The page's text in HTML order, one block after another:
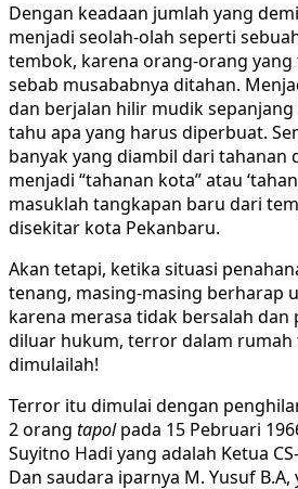
Dengan keadaan jumlah yang
menjadi seolah-olah seperti
tembok, karena orang-orang
sebab musababnya ditahan.
dan berjalan hilir mudik
tahu apa yang harus diperbuat.
banyak yang diambil dari tahanan
menjadi “tahanan kota” atau
masuklah tangkapan baru dari
disekitar kota Pekanbaru.
Akan tetapi, ketika situasi
tenang, masing-masing berharap
karena merasa tidak bersalah dan
diluar hukum, terror dalam rumah
dimulailah!
Terror itu dimulai dengan
2 orang tapolpada 15 Pebruari
Suyitno Hadi yang adalah Ketua
Dan saudara iparnya M. Yusuf